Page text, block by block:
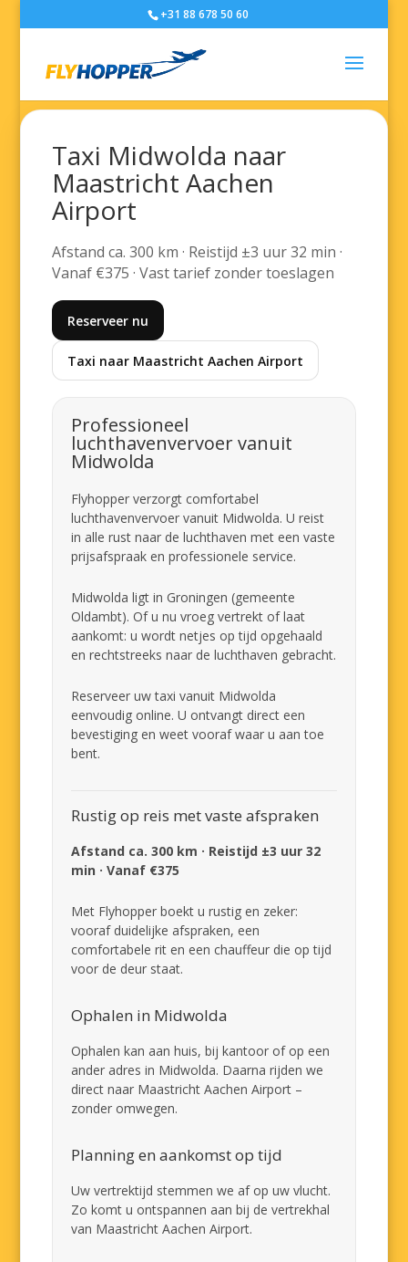
+31 88 678 50 60
Taxi Midwolda naar
Maastricht Aachen
Airport
Afstand ca. 300 km · Reistijd ±3 uur 32 min ·
Vanaf €375 · Vast tarief zonder toeslagen
Reserveer nu
Taxi naar Maastricht Aachen Airport
Professioneel
luchthavenvervoer vanuit
Midwolda
Flyhopper verzorgt comfortabel
luchthavenvervoer vanuit Midwolda. U reist
in alle rust naar de luchthaven met een vaste
prijsafspraak en professionele service.
Midwolda ligt in Groningen (gemeente
Oldambt). Of u nu vroeg vertrekt of laat
aankomt: u wordt netjes op tijd opgehaald
en rechtstreeks naar de luchthaven gebracht.
Reserveer uw taxi vanuit Midwolda
eenvoudig online. U ontvangt direct een
bevestiging en weet vooraf waar u aan toe
bent.
Rustig op reis met vaste afspraken
Afstand ca. 300 km · Reistijd ±3 uur 32
min · Vanaf €375
Met Flyhopper boekt u rustig en zeker:
vooraf duidelijke afspraken, een
comfortabele rit en een chauffeur die op tijd
voor de deur staat.
Ophalen in Midwolda
Ophalen kan aan huis, bij kantoor of op een
ander adres in Midwolda. Daarna rijden we
direct naar Maastricht Aachen Airport –
zonder omwegen.
Planning en aankomst op tijd
Uw vertrektijd stemmen we af op uw vlucht.
Zo komt u ontspannen aan bij de vertrekhal
van Maastricht Aachen Airport.